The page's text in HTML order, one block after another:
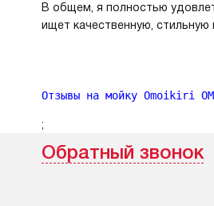
В общем, я полностью
ищет качественную, стильную
Отзывы на мойку Omoikiri
;
Обратный звонок